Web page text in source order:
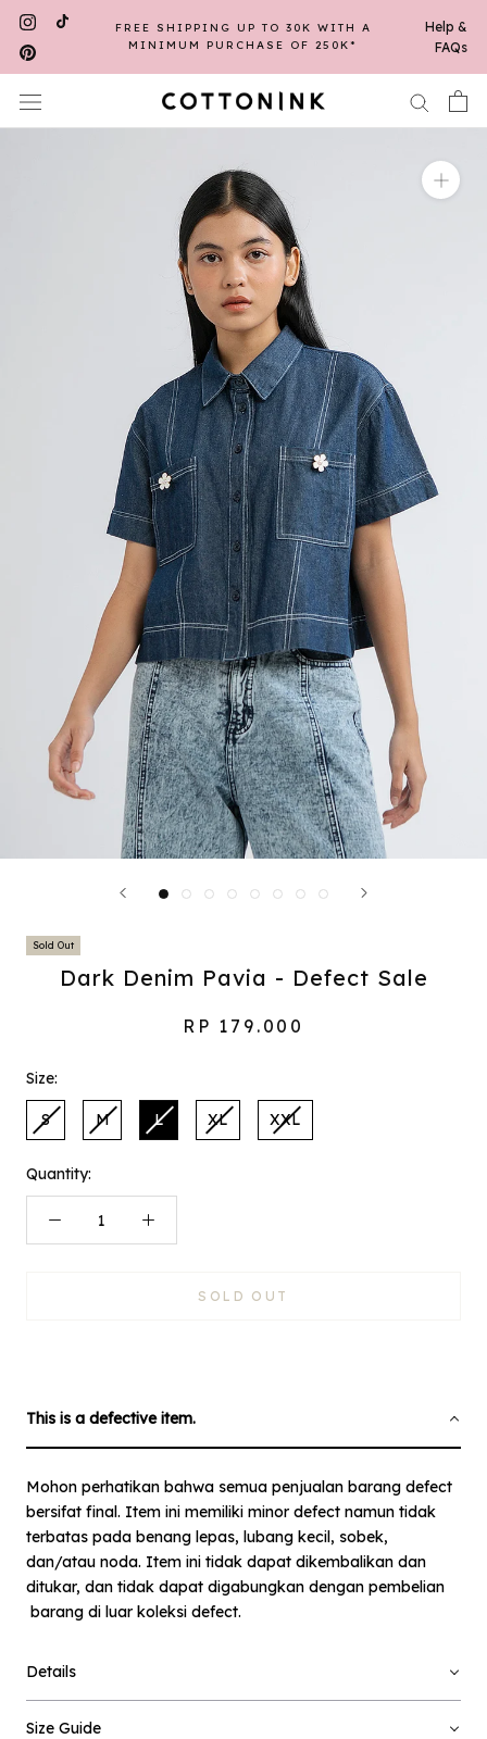
Skip
content
FREE SHIPPING UP TO 30K WITH A
MINIMUM PURCHASE OF 250K*
Help &
FAQs
Sold Out
Dark Denim Pavia - Defect Sale
RP 179.000
Size:
S M L XL XXL
Quantity:
SOLD OUT
This is a defective item.
Mohon perhatikan bahwa semua penjualan barang defect
bersifat final. Item ini memiliki minor defect namun tidak
terbatas pada benang lepas, lubang kecil, sobek,
dan/atau noda. Item ini tidak dapat dikembalikan dan
ditukar, dan tidak dapat digabungkan dengan pembelian
barang di luar koleksi defect.
Details
Size Guide
Notify me when available